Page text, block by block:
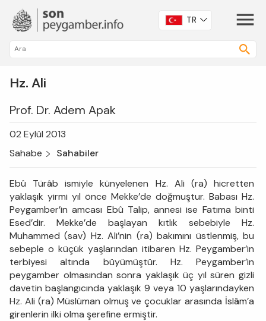
TR
Hz. Ali
Prof. Dr. Adem Apak
02 Eylül 2013
Sahabe
Sahabiler
Ebû Türâb ismiyle künyelenen Hz. Ali (ra) hicretten
yaklaşık yirmi yıl önce Mekke’de doğmuştur. Babası Hz.
Peygamber’in amcası Ebû Talip, annesi ise Fatıma binti
Esed’dir. Mekke’de başlayan kıtlık sebebiyle Hz.
Muhammed (sav) Hz. Ali’nin (ra) bakımını üstlenmiş, bu
sebeple o küçük yaşlarından itibaren Hz. Peygamber’in
terbiyesi altında büyümüştür. Hz. Peygamber’in
peygamber olmasından sonra yaklaşık üç yıl süren gizli
davetin başlangıcında yaklaşık 9 veya 10 yaşlarındayken
Hz. Ali (ra) Müslüman olmuş ve çocuklar arasında İslâm’a
girenlerin ilki olma şerefine ermiştir.